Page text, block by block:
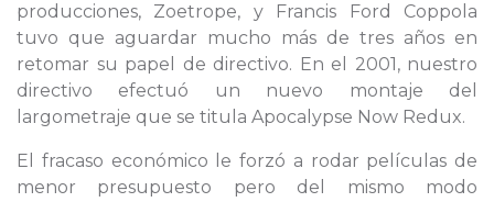
producciones, Zoetrope, y Francis Ford Coppola
tuvo que aguardar mucho más de tres años en
retomar su papel de directivo. En el 2001, nuestro
directivo efectuó un nuevo montaje del
largometraje que se titula Apocalypse Now Redux.
El fracaso económico le forzó a rodar películas de
menor presupuesto pero del mismo modo